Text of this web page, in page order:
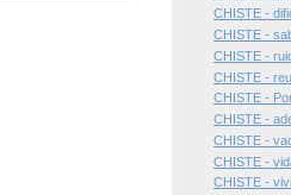
CHISTE -
CHISTE -
CHISTE -
CHISTE -
CHISTE -
CHISTE -
CHISTE -
CHISTE -
CHISTE -